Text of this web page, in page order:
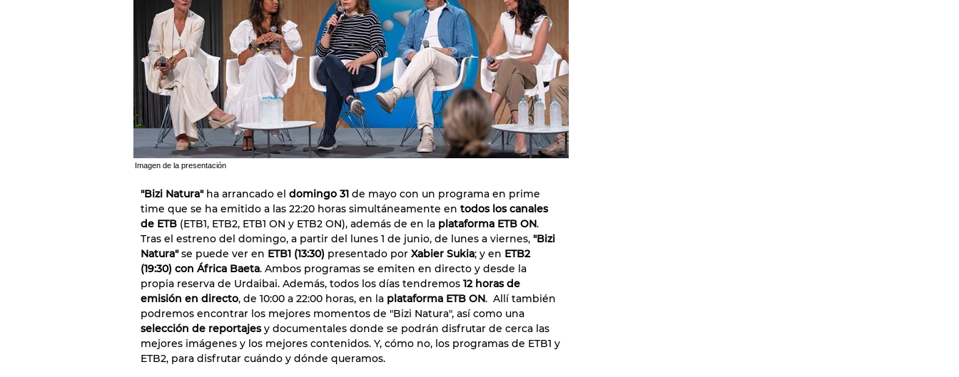
Imagen de la presentación
"Bizi Natura"ha arrancado el domingo 31 de mayo con un programa en prime
time que se ha emitido a las 22:20 horas simultáneamente en todos los canales
de ETB (ETB1, ETB2, ETB1 ON y ETB2 ON), además de en la plataforma ETB ON.
Tras el estreno del domingo, a partir del lunes 1 de junio, de lunes a viernes, "Bizi
Natura"se puede ver en ETB1 (13:30) presentado por Xabier Sukia; y en ETB2
(19:30) con África Baeta. Ambos programas se emiten en directo y desde la
propia reserva de Urdaibai. Además, todos los días tendremos 12 horas de
emisión en directo, de 10:00 a 22:00 horas, en la plataforma ETB ON. Allí también
podremos encontrar los mejores momentos de "Bizi Natura", así como una
selección de reportajesy documentales donde se podrán disfrutar de cerca las
mejores imágenes y los mejores contenidos. Y, cómo no, los programas de ETB1 y
ETB2, para disfrutar cuándo y dónde queramos.